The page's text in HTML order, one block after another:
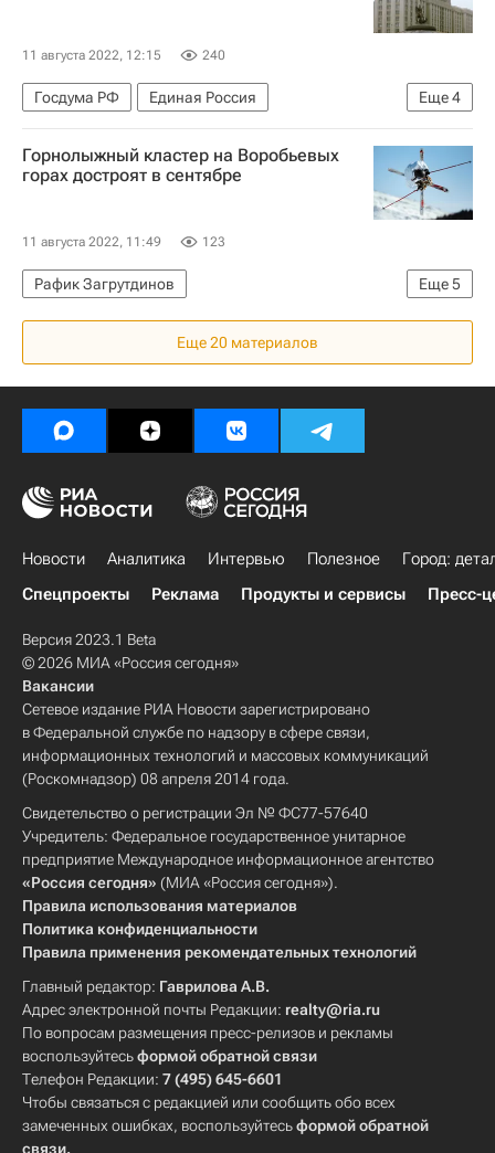
11 августа 2022, 12:15 240
Еще4
Госдума РФ
Единая Россия
Министерство финансов РФ (Минфин России)
Особые экономические зоны
Горнолыжный кластер на Воробьевых
горах достроят в сентябре
11 августа 2022, 11:49 123
Еще5
Рафик Загрутдинов
Коммерческая недвижимость
Строительство
Спортивные объекты
Инфраструктура
Еще 20 материалов
Новости Аналитика Интервью Полезное
Город:
Спецпроекты
Реклама Продукты и сервисы Пресс-
Версия 2023.1 Beta
© 2026 МИА «Россия сегодня»
Вакансии
Сетевое издание РИА Новости зарегистрировано
в Федеральной службе по надзору в сфере связи,
информационных технологий и массовых коммуникаций
(Роскомнадзор) 08 апреля 2014 года.
Свидетельство о регистрации Эл № ФС77-57640
Учредитель: Федеральное государственное унитарное
предприятие Международное информационное агентство
«Россия сегодня» (МИА «Россия сегодня»).
Правила использования материалов
Политика конфиденциальности
Правила применения рекомендательных технологий
Главный редактор: Гаврилова А.В.
Адрес электронной почты Редакции: realty@ria.ru
По вопросам размещения пресс-релизов и рекламы
воспользуйтесьформой обратной связи
Телефон Редакции: 7 (495) 645-6601
Чтобы связаться с редакцией или сообщить обо всех
замеченных ошибках, воспользуйтесьформой обратной
связи.